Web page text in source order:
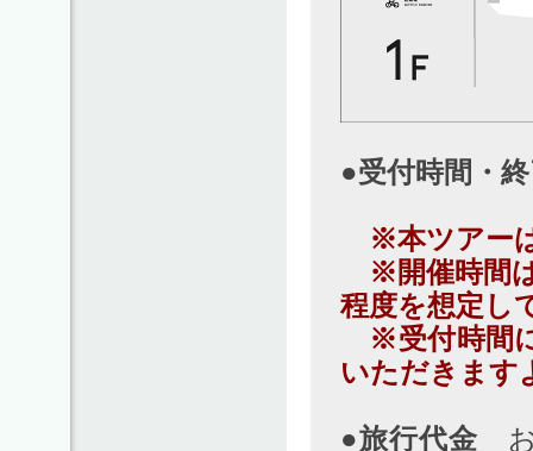
●受付時間・
※本ツアーは
※開催時間は
程度を想定し
※受付時間
いただきます
●旅行代金 お